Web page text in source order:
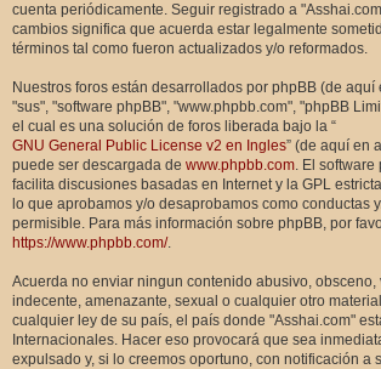
cuenta periódicamente. Seguir registrado a
cambios significa que acuerda estar legalmente
términos tal como fueron actualizados y/o reformados.
Nuestros foros están desarrollados por phpBB (de aquí
"sus", "software phpBB", "www.phpbb.com", "phpBB
el cual es una solución de foros liberada bajo la “
GNU General Public License v2 en Ingles” (de aquí en
puede ser descargada de www.phpbb.com. El software
facilita discusiones basadas en Internet y la GPL
lo que aprobamos y/o desaprobamos como conductas
permisible. Para más información sobre phpBB, por
https://www.phpbb.com/.
Acuerda no enviar ningun contenido abusivo, obsceno,
indecente, amenazante, sexual o cualquier otro
cualquier ley de su país, el país donde "Asshai.com"
Internacionales. Hacer eso provocará que sea
expulsado y, si lo creemos oportuno, con notificación a